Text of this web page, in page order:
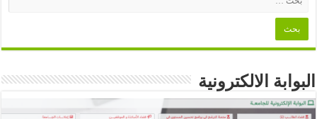
البوابة الالكترونية